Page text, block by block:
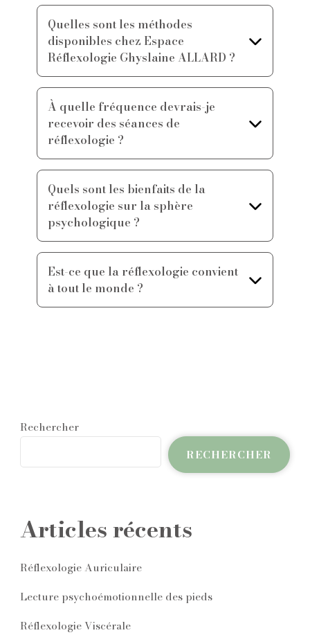
Quelles sont les méthodes
disponibles chez Espace
Réflexologie Ghyslaine ALLARD ?
À quelle fréquence devrais-je
recevoir des séances de
réflexologie ?
Quels sont les bienfaits de la
réflexologie sur la sphère
psychologique ?
Est-ce que la réflexologie convient
à tout le monde ?
Rechercher
RECHERCHER
Articles récents
Réflexologie Auriculaire
Lecture psychoémotionnelle des pieds
Réflexologie Viscérale